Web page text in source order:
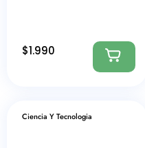
$1.990
Ciencia Y Tecnologia